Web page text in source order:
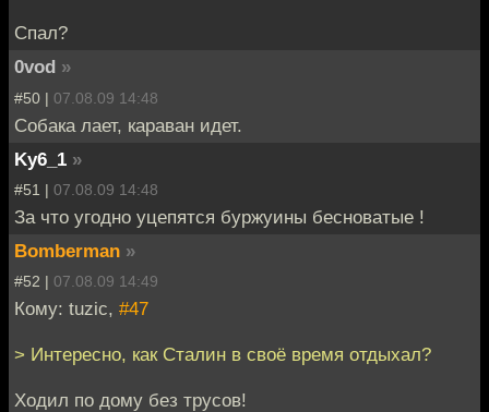
Спал?
0vod »
#50 | 07.08.09 14:48
Собака лает, караван идет.
Ky6_1 »
#51 | 07.08.09 14:48
За что угодно уцепятся буржуины бесноватые !
Bomberman »
#52 | 07.08.09 14:49
Кому: tuzic, #47
> Интересно, как Сталин в своё время отдыхал?
Ходил по дому без трусов!